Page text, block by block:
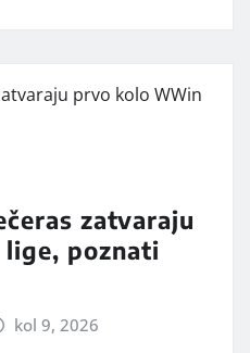
zatvaraju
poznati
kol 9, 2026